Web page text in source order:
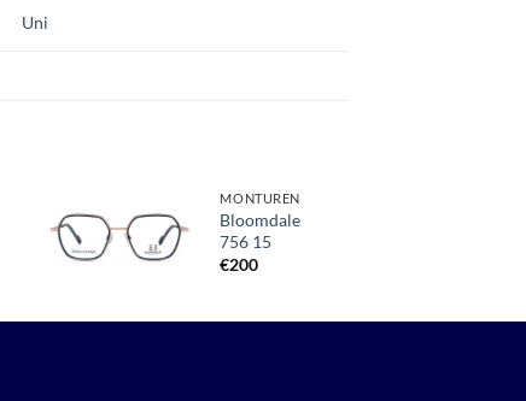
Uni
Toevoegen
aan
MONTUREN
Bloomdale
756 15
€200